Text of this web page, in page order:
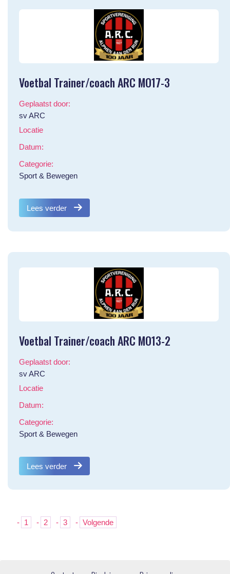
Voetbal Trainer/coach ARC MO17-3
Geplaatst door:
sv ARC
Locatie
Datum:
Categorie:
Sport & Bewegen
Lees verder
Voetbal Trainer/coach ARC MO13-2
Geplaatst door:
sv ARC
Locatie
Datum:
Categorie:
Sport & Bewegen
Lees verder
1 2 3 Volgende